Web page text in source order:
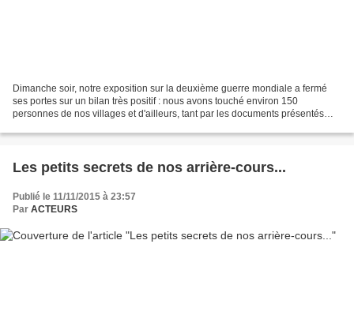
Dimanche soir, notre exposition sur la deuxième guerre mondiale a fermé
ses portes sur un bilan très positif : nous avons touché environ 150
personnes de nos villages et d'ailleurs, tant par les documents présentés
Les petits secrets de nos arrière-cours...
Publié le 11/11/2015 à 23:57
Par ACTEURS